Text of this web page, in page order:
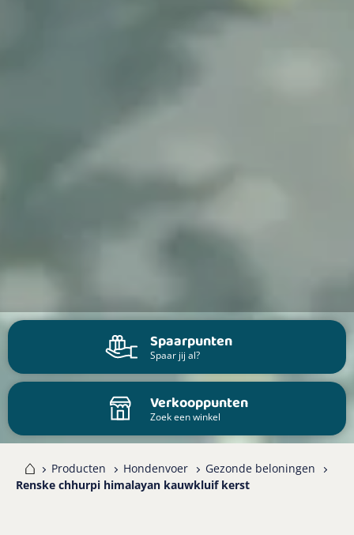
Spaarpunten
Spaar jij al?
Verkooppunten
Zoek een winkel
Producten Hondenvoer
Gezonde beloningen
Renske chhurpi himalayan kauwkluif kerst